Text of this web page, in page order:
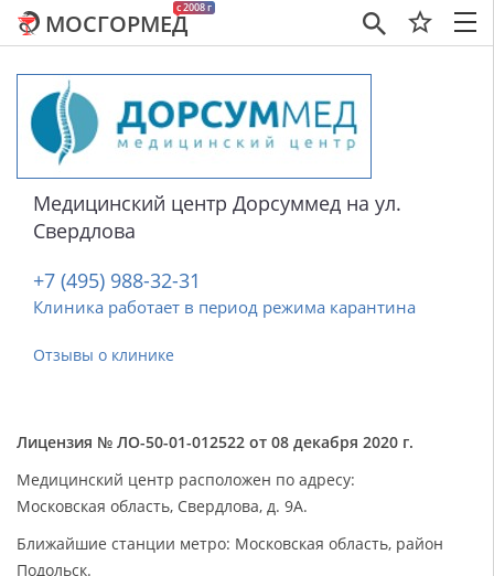
×
c 2008 г
МОСГОРМЕД
Медицинский центр Дорсуммед на ул.
Свердлова
+7 (495) 988-32-31
Клиника работает в период режима карантина
Отзывы о клинике
Лицензия № ЛО-50-01-012522 от 08 декабря 2020 г.
Медицинский центр расположен по адресу:
Московская область, Свердлова, д. 9А.
Ближайшие станции метро: Московская область, район
Подольск.